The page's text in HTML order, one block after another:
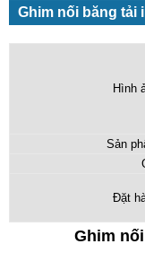
Ghim nối băng tải
Hình
Sản
Đặt
Ghim